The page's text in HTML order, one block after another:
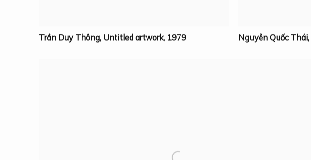
Trần Duy Thông, Untitled artwork, 1979 Nguyễn Quốc Thái,